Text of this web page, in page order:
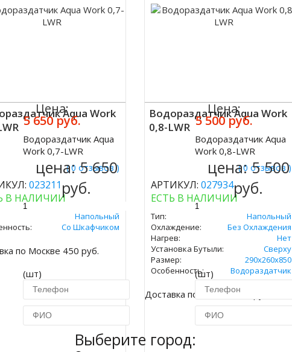
Aqua Work
( 0 отзывов )
023211
В НАЛИЧИИ
Напольный
Со Шкафчиком
по Москве 450 руб.
Цена:
5 650 руб.
Водораздатчик Aqua
Work 0,7-LWR
цена:5 650
руб.
(шт)
Купить в 1 клик
Водораздатчик Aqua Work
0,8-LWR
( 0 отзывов )
АРТИКУЛ: 027934
ЕСТЬ В НАЛИЧИИ
Тип:
Напольный
Охлаждение:
Без Охлаждения
Нагрев:
Нет
Установка Бутыли:
Сверху
Размер:
290х260х850
Особенность:
Водораздатчик
Доставка по Москве 450 руб.
Цена:
5 500 руб.
Водораздатчик Aqua
Work 0,8-LWR
цена:5 500
руб.
(шт)
Выберите город: